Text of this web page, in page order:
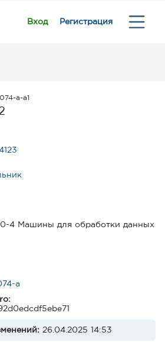
Вход Регистрация
a-a1
4 Машины для обработки данных
a
26.04.2025 14:53